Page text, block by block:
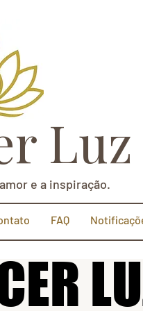
Luz
e a inspiração.
FAQ